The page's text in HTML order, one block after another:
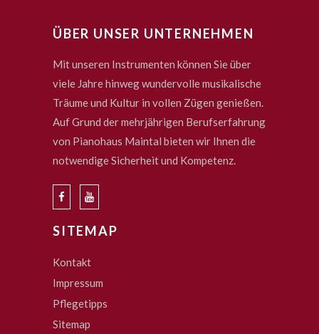
ÜBER UNSER UNTERNEHMEN
Mit unseren Instrumenten können Sie über
viele Jahre hinweg wundervolle musikalische
Träume und Kultur in vollen Zügen genießen.
Auf Grund der mehrjährigen Berufserfahrung
von Pianohaus Maintal bieten wir Ihnen die
notwendige Sicherheit und Kompetenz.
SITEMAP
Kontakt
Impressum
Pflegetipps
Sitemap